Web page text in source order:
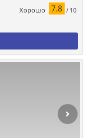
Хорошо 7.8 / 10